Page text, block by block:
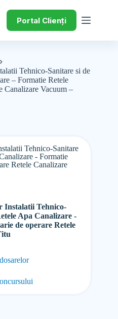
Portal Clienți
Tehnico-Sanitare si de
– Formatie Retele
Canalizare Vacuum –
Tehnico-Sanitare
- Formatie
Retele Canalizare
Instalatii Tehnico-
Apa Canalizare -
de operare Retele